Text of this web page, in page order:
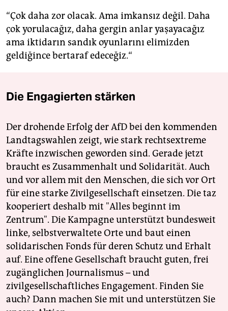
“Çok daha zor olacak. Ama imkansız değil. Daha
çok yorulacağız, daha gergin anlar yaşayacağız
ama iktidarın sandık oyunlarını elimizden
geldiğince bertaraf edeceğiz.“
Die Engagierten stärken
Der drohende Erfolg der AfD bei den kommenden
Landtagswahlen zeigt, wie stark rechtsextreme
Kräfte inzwischen geworden sind. Gerade jetzt
braucht es Zusammenhalt und Solidarität. Auch
und vor allem mit den Menschen, die sich vor Ort
für eine starke Zivilgesellschaft einsetzen. Die taz
kooperiert deshalb mit "Alles beginnt im
Zentrum". Die Kampagne unterstützt bundesweit
linke, selbstverwaltete Orte und baut einen
solidarischen Fonds für deren Schutz und Erhalt
auf. Eine offene Gesellschaft braucht guten, frei
zugänglichen Journalismus – und
zivilgesellschaftliches Engagement. Finden Sie
auch? Dann machen Sie mit und unterstützen Sie